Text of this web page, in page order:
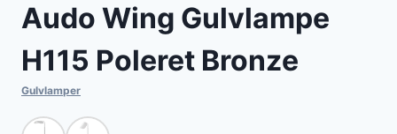
Audo Wing Gulvlampe
H115 Poleret Bronze
Gulvlamper